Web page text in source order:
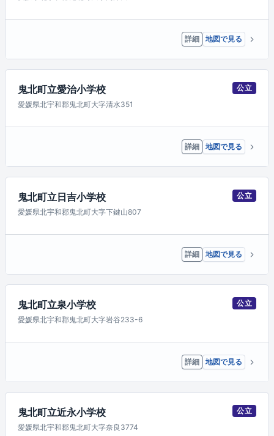
詳細 地図で見る
鬼北町立愛治小学校
公立
愛媛県北宇和郡鬼北町大字清水351
詳細 地図で見る
鬼北町立日吉小学校
公立
愛媛県北宇和郡鬼北町大字下鍵山807
詳細 地図で見る
鬼北町立泉小学校
公立
愛媛県北宇和郡鬼北町大字岩谷233-6
詳細 地図で見る
鬼北町立近永小学校
公立
愛媛県北宇和郡鬼北町大字奈良3774